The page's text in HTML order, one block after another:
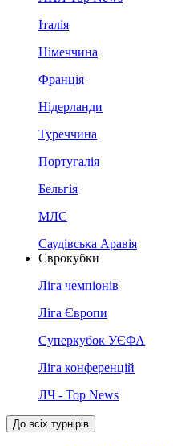
Італія
Німеччина
Франція
Нідерланди
Туреччина
Португалія
Бельгія
МЛС
Саудівська Аравія
Єврокубки
Ліга чемпіонів
Ліга Європи
Суперкубок УЄФА
Ліга конференцій
ЛЧ - Top News
До всіх турнірів